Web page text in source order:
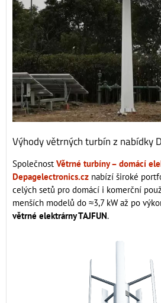
Výhody větrných turbín z nabídky
Společnost Větrné turbíny – domácí
Depagelectronics.cz nabízí široké
celých setů pro domácí i komerční
menších modelů do ≈3,7 kW až po
větrné elektrárny TAJFUN.